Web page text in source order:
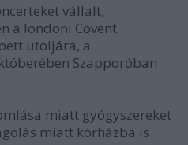
vállalt,
a londoni Covent
utoljára, a
Szapporóban
miatt gyógyszereket
miatt kórházba is